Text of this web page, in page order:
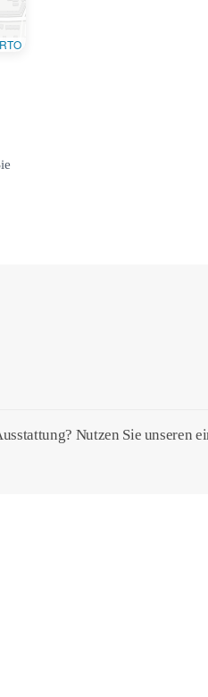
Nutzen Sie unseren